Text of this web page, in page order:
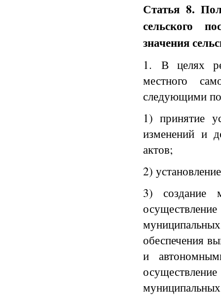
Статья 8.
сельского
значения
1. В целях
местного
следующими
1) принятие
изменений и
актов;
2)
3) создание
обеспечения
и